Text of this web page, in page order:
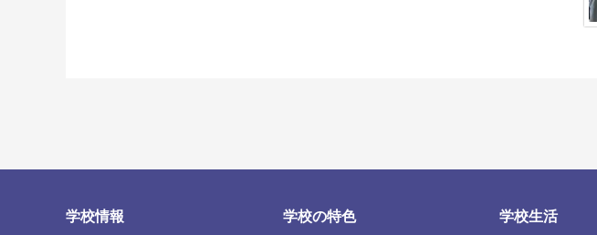
学校情報 学校の特色 学校生活